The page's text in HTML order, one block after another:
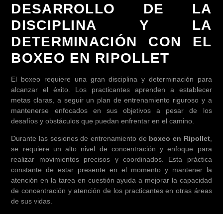
DESARROLLO DE LA
DISCIPLINA Y LA
DETERMINACIÓN CON EL
BOXEO EN RIPOLLET
El boxeo requiere una gran disciplina y determinación para
alcanzar el éxito. Los practicantes aprenden a establecer
metas claras, a seguir un plan de entrenamiento riguroso y a
mantenerse enfocados en sus objetivos a pesar de los
desafíos y obstáculos que puedan enfrentar en el camino.
Durante las sesiones de entrenamiento de boxeo en Ripollet,
se requiere un alto nivel de concentración y enfoque para
realizar movimientos precisos y coordinados. Esta práctica
constante de estar presente en el momento y mantener la
atención en la tarea en cuestión ayuda a mejorar la capacidad
de concentración y atención de los practicantes en otras áreas
de sus vidas.